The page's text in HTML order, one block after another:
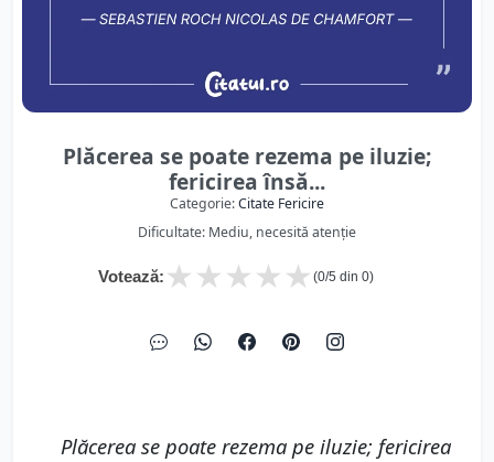
Plăcerea se poate rezema pe iluzie;
fericirea însă...
Categorie:Citate Fericire
Dificultate: Mediu, necesită atenție
Votează: ★
★
★
★
★ (0/5 din 0)
Plăcerea se poate rezema pe iluzie; fericirea